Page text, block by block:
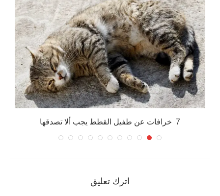
7 خرافات عن طفيل القطط يجب ألا تصدقها
اترك تعليق